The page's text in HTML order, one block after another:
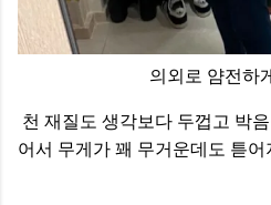
의외로 얌전하
천 재질도 생각보다 두껍고 박
어서 무게가 꽤 무거운데도 튿